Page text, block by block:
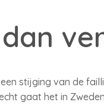
stijging van de
gaat het in